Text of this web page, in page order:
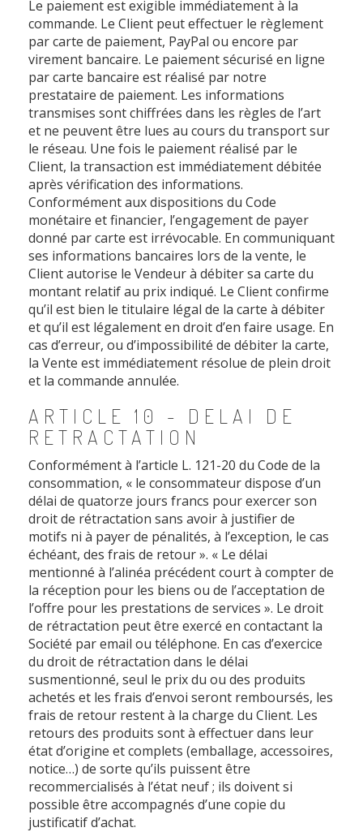
Le paiement est exigible immédiatement à la
commande. Le Client peut effectuer le règlement
par carte de paiement, PayPal ou encore par
virement bancaire. Le paiement sécurisé en ligne
par carte bancaire est réalisé par notre
prestataire de paiement. Les informations
transmises sont chiffrées dans les règles de l’art
et ne peuvent être lues au cours du transport sur
le réseau. Une fois le paiement réalisé par le
Client, la transaction est immédiatement débitée
après vérification des informations.
Conformément aux dispositions du Code
monétaire et financier, l’engagement de payer
donné par carte est irrévocable. En communiquant
ses informations bancaires lors de la vente, le
Client autorise le Vendeur à débiter sa carte du
montant relatif au prix indiqué. Le Client confirme
qu’il est bien le titulaire légal de la carte à débiter
et qu’il est légalement en droit d’en faire usage. En
cas d’erreur, ou d’impossibilité de débiter la carte,
la Vente est immédiatement résolue de plein droit
et la commande annulée.
ARTICLE 10 - DELAI DE
RETRACTATION
Conformément à l’article L. 121-20 du Code de la
consommation, « le consommateur dispose d’un
délai de quatorze jours francs pour exercer son
droit de rétractation sans avoir à justifier de
motifs ni à payer de pénalités, à l’exception, le cas
échéant, des frais de retour ». « Le délai
mentionné à l’alinéa précédent court à compter de
la réception pour les biens ou de l’acceptation de
l’offre pour les prestations de services ». Le droit
de rétractation peut être exercé en contactant la
Société par email ou téléphone. En cas d’exercice
du droit de rétractation dans le délai
susmentionné, seul le prix du ou des produits
achetés et les frais d’envoi seront remboursés, les
frais de retour restent à la charge du Client. Les
retours des produits sont à effectuer dans leur
état d’origine et complets (emballage, accessoires,
notice…) de sorte qu’ils puissent être
recommercialisés à l’état neuf ; ils doivent si
possible être accompagnés d’une copie du
justificatif d’achat.